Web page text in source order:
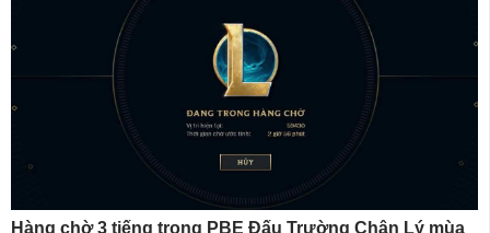
Hàng chờ 3 tiếng trong PBE Đấu Trường Chân Lý mùa